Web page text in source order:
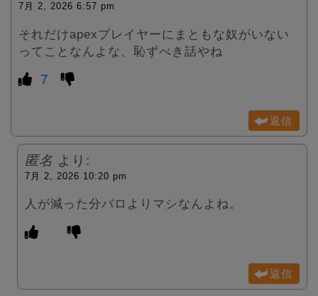
7月 2, 2026 6:57 pm
それだけapexプレイヤーにまともな奴がいない
ってことなんよな、恥ずべき話やね
7
返信
匿名 より:
7月 2, 2026 10:20 pm
人が減った分バロよりマシなんよね。
返信